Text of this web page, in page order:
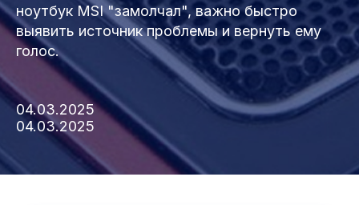
ноутбук MSI "замолчал", важно быстро
выявить источник проблемы и вернуть ему
голос.
04.03.2025
04.03.2025